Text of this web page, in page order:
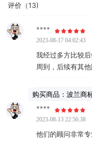
评价（13)
****
2023-08-17 04:02:43
我经过多方比较
周到，后续有其
购买商品：波兰商
****
2023-08-13 22:56:38
他们的顾问非常